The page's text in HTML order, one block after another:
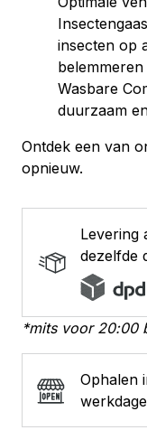
insecten op
belemmeren
Wasbare
duurzaam
Ontdek een van
opnieuw.
Levering
dezelfde
*mits voor 20:00
Ophalen